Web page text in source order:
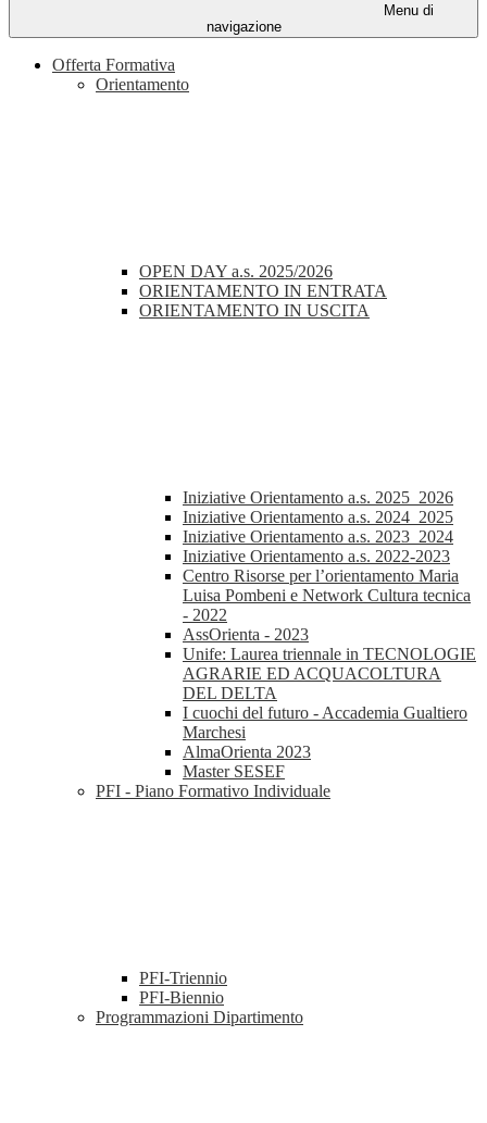
Menu di
navigazione
Offerta Formativa
Orientamento
OPEN DAY a.s. 2025/2026
ORIENTAMENTO IN ENTRATA
ORIENTAMENTO IN USCITA
Iniziative Orientamento a.s. 2025_2026
Iniziative Orientamento a.s. 2024_2025
Iniziative Orientamento a.s. 2023_2024
Iniziative Orientamento a.s. 2022-2023
Centro Risorse per l’orientamento Maria
Luisa Pombeni e Network Cultura tecnica
- 2022
AssOrienta - 2023
Unife: Laurea triennale in TECNOLOGIE
AGRARIE ED ACQUACOLTURA
DEL DELTA
I cuochi del futuro - Accademia Gualtiero
Marchesi
AlmaOrienta 2023
Master SESEF
PFI - Piano Formativo Individuale
PFI-Triennio
PFI-Biennio
Programmazioni Dipartimento